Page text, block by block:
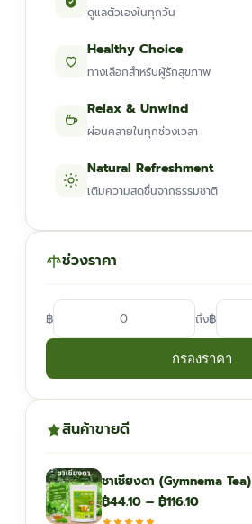
ดูแลตัวเองในทุกวัน
Healthy Choice
ทางเลือกสำหรับผู้รักสุขภาพ
Relax & Unwind
ผ่อนคลายในทุกช่วงเวลา
Natural Refreshment
เติมความสดชื่นจากธรรมชาติ
ช่วงราคา
฿ ถึง฿
กรองราคา
สินค้าขายดี
ชาเชียงดา (Gymnema Tea)
฿44.10 – ฿116.10Price